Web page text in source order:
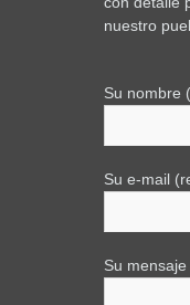
nuestro
Su nombre
Su e-mail
Su mensaje